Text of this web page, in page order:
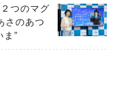
つのマグ
さのあつ
ま”